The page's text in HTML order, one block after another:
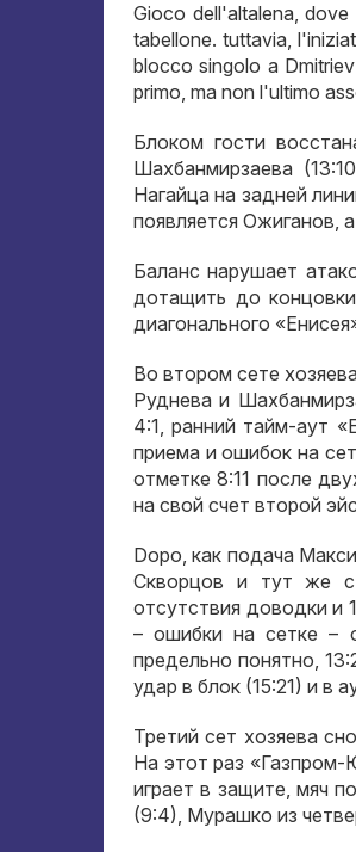
Gioco dell'altalena,
tabellone. tuttavia,
blocco singolo a
primo, ma non l'ultimo
Блоком гости
Шахбанмирзаева
Нагайца на задней
появляется Ожиганов,
Баланс нарушает
дотащить до
диагонального
Во втором сете
Руднева и
4:1,ранний тайм-аут
приема и ошибок на
отметке 8:11 после
на свой счет второй
Dopo,как подача
Скворцов и тут же
отсутствия доводки и
– ошибки на сетке –
предельно понятно,
удар в блок (15:21) и в
Третий сет хозяева
На этот раз «Газпром-
играет в защите,мяч
(9:4), Мурашко из